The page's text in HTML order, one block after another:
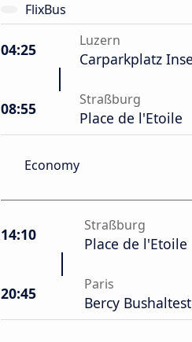
FlixBus
04:25 Luzern
Carparkplatz
08:55 Straßburg
Place de l'Etoile
Economy
14:10 Straßburg
Place de l'Etoile
20:45 Paris
Bercy